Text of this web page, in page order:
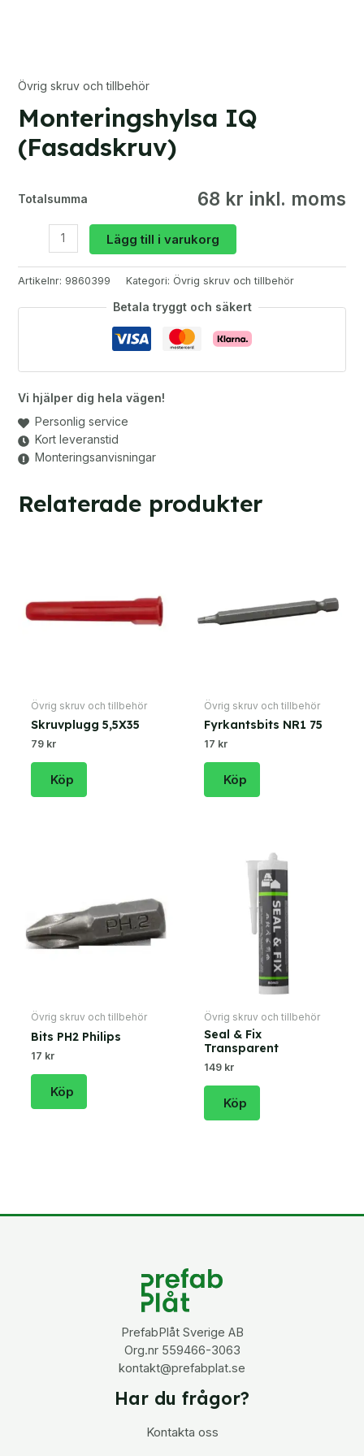
Övrig skruv och tillbehör
Monteringshylsa IQ
(Fasadskruv)
Totalsumma 68 kr inkl. moms
Monteringshylsa
(Fasadskruv)
mängd
Lägg till i varukorg
Artikelnr: 9860399 Kategori: Övrig skruv och tillbehör
Betala tryggt och säkert
Vi hjälper dig hela vägen!
Personlig service
Kort leveranstid
Monteringsanvisningar
Relaterade produkter
Övrig skruv och tillbehör
Skruvplugg 5,5X35
79 kr
Köp
Övrig skruv och tillbehör
Fyrkantsbits NR1 75
17 kr
Köp
Övrig skruv och tillbehör
Bits PH2 Philips
17 kr
Köp
Övrig skruv och tillbehör
Seal & Fix
Transparent
149 kr
Köp
PrefabPlåt Sverige AB
Org.nr 559466-3063
kontakt@prefabplat.se
Har du frågor?
Kontakta oss